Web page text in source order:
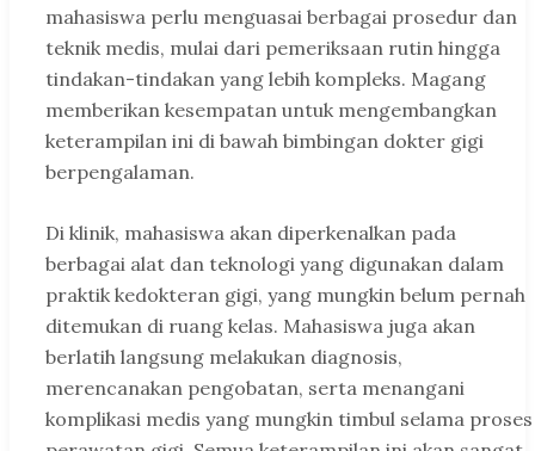
mahasiswa perlu menguasai berbagai prosedur dan
teknik medis, mulai dari pemeriksaan rutin hingga
tindakan-tindakan yang lebih kompleks. Magang
memberikan kesempatan untuk mengembangkan
keterampilan ini di bawah bimbingan dokter gigi
berpengalaman.
Di klinik, mahasiswa akan diperkenalkan pada
berbagai alat dan teknologi yang digunakan dalam
praktik kedokteran gigi, yang mungkin belum pernah
ditemukan di ruang kelas. Mahasiswa juga akan
berlatih langsung melakukan diagnosis,
merencanakan pengobatan, serta menangani
komplikasi medis yang mungkin timbul selama proses